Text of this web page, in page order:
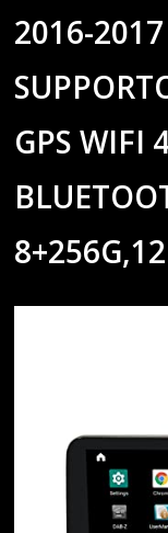
2016-
GPS WIFI